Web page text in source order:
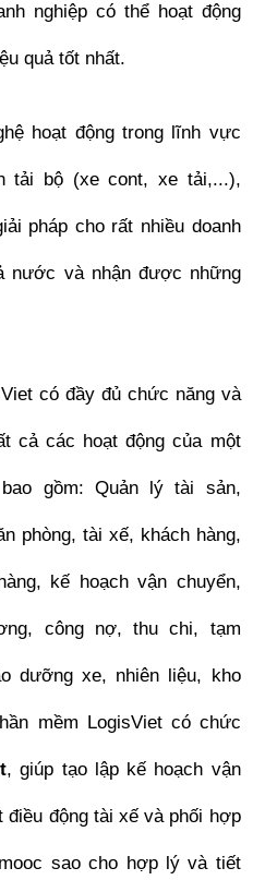
nghiệp có thể hoạt động
quả tốt nhất.
hoạt động trong lĩnh vực
tải bộ (xe cont, xe tải,...),
pháp cho rất nhiều doanh
nước và nhận được những
có đầy đủ chức năng và
cả các hoạt động của một
gồm: Quản lý tài sản,
phòng, tài xế, khách hàng,
kế hoạch vận chuyển,
công nợ, thu chi, tạm
dưỡng xe, nhiên liệu, kho
mềm LogisViet có chức
, giúp tạo lập kế hoạch vận
điều động tài xế và phối hợp
sao cho hợp lý và tiết